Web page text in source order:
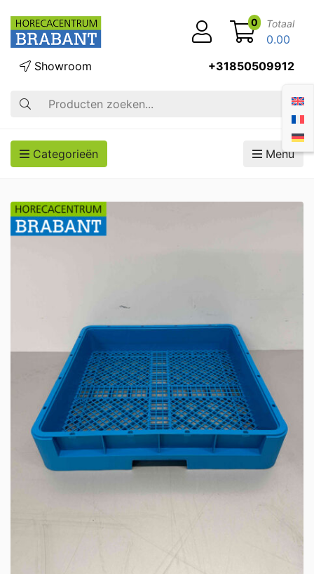
Zoek op
Showroom +31850509912
0 Totaal
0.00
Categorieën Menu